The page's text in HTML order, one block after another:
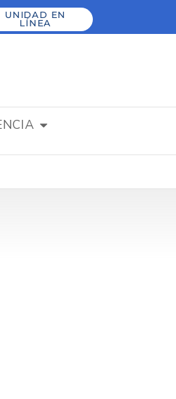
UNIDAD EN
LÍNEA